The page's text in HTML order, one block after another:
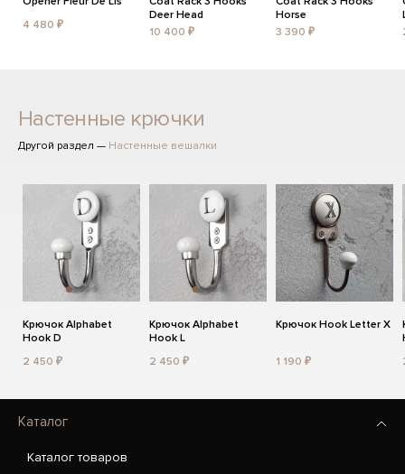
4 480 ₽
Deer Head
10 400 ₽
Horse
3 390 ₽
Настенные крючки
Другой раздел — Настенные вешалки
Крючок Alphabet
Hook D
2 450 ₽
Крючок Alphabet
Hook L
2 450 ₽
Крючок Hook Letter X
1 190 ₽
Каталог
Каталог товаров